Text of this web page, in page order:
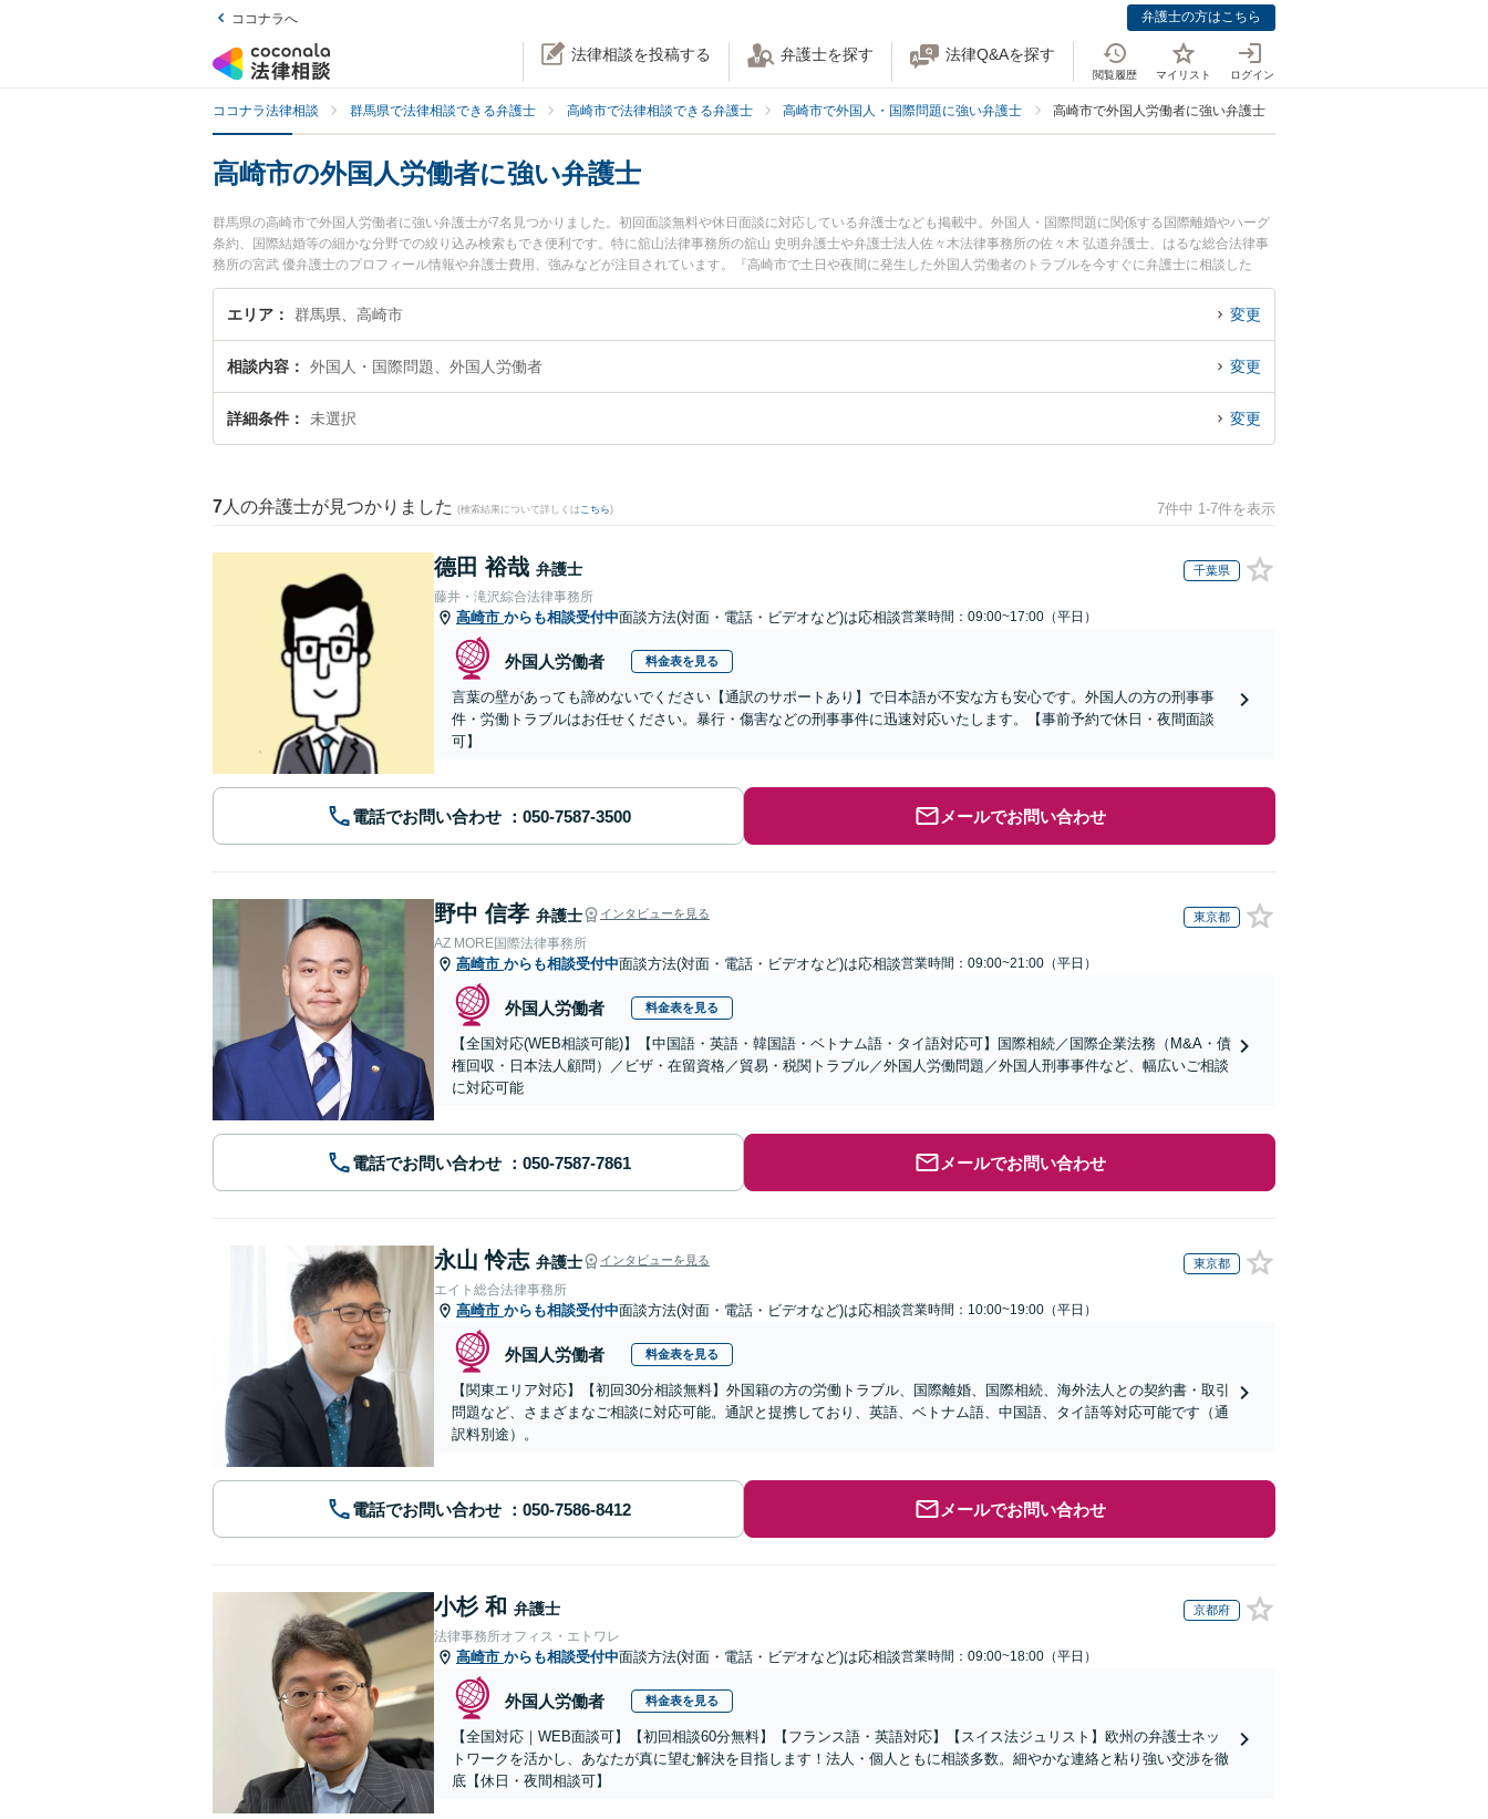
ココナラへ 弁護士の方はこちら
法律相談を投稿する 弁護士を探す 法律Q&Aを探す
閲覧履歴 マイリスト ログイン
ココナラ法律相談 群馬県で法律相談できる弁護士 高崎市で法律相談できる弁護士 高崎市で外国人・国際問題に強い弁護士 高崎市で外国人労働者に強い弁護士
高崎市の外国人労働者に強い弁護士
群馬県の高崎市で外国人労働者に強い弁護士が7名見つかりました。初回面談無料や休日面談に対応している弁護士なども掲載中。外国人・国際問題に関係する国際離婚やハーグ
条約、国際結婚等の細かな分野での絞り込み検索もでき便利です。特に舘山法律事務所の舘山 史明弁護士や弁護士法人佐々木法律事務所の佐々木 弘道弁護士、はるな総合法律事
務所の宮武 優弁護士のプロフィール情報や弁護士費用、強みなどが注目されています。『高崎市で土日や夜間に発生した外国人労働者のトラブルを今すぐに弁護士に相談した
い』『外国人労働者のトラブル解決の実績豊富な近くの弁護士を検索したい』『初回相談無料で外国人労働者を法律相談できる高崎市内の弁護士に相談予約したい』などでお困り
の相談者さんにおすすめです。
エリア 群馬県、高崎市 変更
相談内容 外国人・国際問題、外国人労働者 変更
詳細条件 未選択 変更
7 人の弁護士が見つかりました (検索結果について詳しくは こちら) 7件中 1-7件を表示
德田 裕哉 弁護士 千葉県
藤井・滝沢綜合法律事務所
高崎市 からも相談受付中面談方法(対面・電話・ビデオなど)は応相談営業時間：09:00~17:00（平日）
外国人労働者 料金表を見る
言葉の壁があっても諦めないでください【通訳のサポートあり】で日本語が不安な方も安心です。外国人の方の刑事事
件・労働トラブルはお任せください。暴行・傷害などの刑事事件に迅速対応いたします。【事前予約で休日・夜間面談
可】
電話でお問い合わせ メールでお問い合わせ
野中 信孝 弁護士 インタビューを見る 東京都
AZ MORE国際法律事務所
高崎市 からも相談受付中面談方法(対面・電話・ビデオなど)は応相談営業時間：09:00~21:00（平日）
外国人労働者 料金表を見る
【全国対応(WEB相談可能)】【中国語・英語・韓国語・ベトナム語・タイ語対応可】国際相続／国際企業法務（M&A・債
権回収・日本法人顧問）／ビザ・在留資格／貿易・税関トラブル／外国人労働問題／外国人刑事事件など、幅広いご相談
に対応可能
電話でお問い合わせ メールでお問い合わせ
永山 怜志 弁護士 インタビューを見る 東京都
エイト総合法律事務所
高崎市 からも相談受付中面談方法(対面・電話・ビデオなど)は応相談営業時間：10:00~19:00（平日）
外国人労働者 料金表を見る
【関東エリア対応】【初回30分相談無料】外国籍の方の労働トラブル、国際離婚、国際相続、海外法人との契約書・取引
問題など、さまざまなご相談に対応可能。通訳と提携しており、英語、ベトナム語、中国語、タイ語等対応可能です（通
訳料別途）。
電話でお問い合わせ メールでお問い合わせ
小杉 和 弁護士 京都府
法律事務所オフィス・エトワレ
高崎市 からも相談受付中面談方法(対面・電話・ビデオなど)は応相談営業時間：09:00~18:00（平日）
外国人労働者 料金表を見る
【全国対応｜WEB面談可】【初回相談60分無料】【フランス語・英語対応】【スイス法ジュリスト】欧州の弁護士ネッ
トワークを活かし、あなたが真に望む解決を目指します！法人・個人ともに相談多数。細やかな連絡と粘り強い交渉を徹
底【休日・夜間相談可】